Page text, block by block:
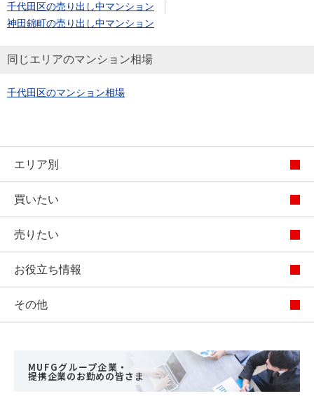
千代田区の売り出し中マンション
神田錦町の売り出し中マンション
同じエリアのマンション相場
千代田区のマンション相場
エリア別
買いたい
売りたい
お役立ち情報
その他
MUFGグループ企業・
提携企業のお勤めの皆さま